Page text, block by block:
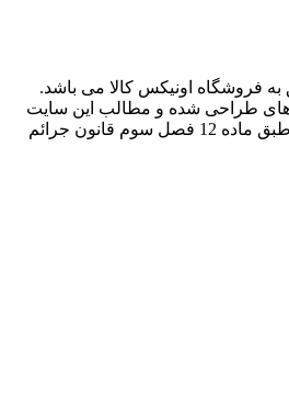
فروشگاه اونیکس کالا می باشد.
های طراحی شده و مطالب این سایت
شرعا و قانونا جایز نیست وطبق ماده 12 فصل سوم قانون جرائم